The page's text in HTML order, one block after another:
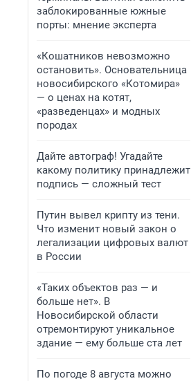
заблокированные южные
порты: мнение эксперта
«Кошатников невозможно
остановить». Основательница
новосибирского «Котомира»
— о ценах на котят,
«разведенцах» и модных
породах
Дайте автограф! Угадайте
какому политику принадлежит
подпись — сложный тест
Путин вывел крипту из тени.
Что изменит новый закон о
легализации цифровых валют
в России
«Таких объектов раз — и
больше нет». В
Новосибирской области
отремонтируют уникальное
здание — ему больше ста лет
По погоде 8 августа можно